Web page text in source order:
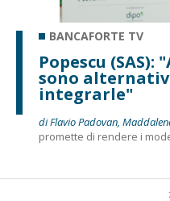
BANCAFORTE TV
Popescu
sono
integrarle"
di Flavio Padovan,
promette di rendere i